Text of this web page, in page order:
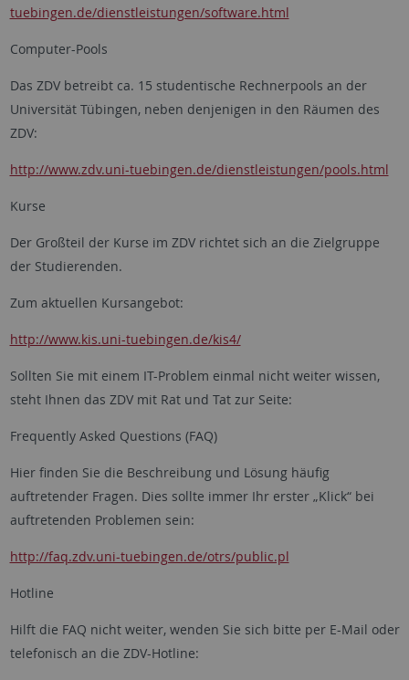
tuebingen.de/dienstleistungen/software.html
Computer-Pools
Das ZDV betreibt ca. 15 studentische Rechnerpools an der
Universität Tübingen, neben denjenigen in den Räumen des
ZDV:
http://www.zdv.uni-tuebingen.de/dienstleistungen/pools.html
Kurse
Der Großteil der Kurse im ZDV richtet sich an die Zielgruppe
der Studierenden.
Zum aktuellen Kursangebot:
http://www.kis.uni-tuebingen.de/kis4/
Sollten Sie mit einem IT-Problem einmal nicht weiter wissen,
steht Ihnen das ZDV mit Rat und Tat zur Seite:
Frequently Asked Questions (FAQ)
Hier finden Sie die Beschreibung und Lösung häufig
auftretender Fragen. Dies sollte immer Ihr erster „Klick“ bei
auftretenden Problemen sein:
http://faq.zdv.uni-tuebingen.de/otrs/public.pl
Hotline
Hilft die FAQ nicht weiter, wenden Sie sich bitte per E-Mail oder
telefonisch an die ZDV-Hotline: